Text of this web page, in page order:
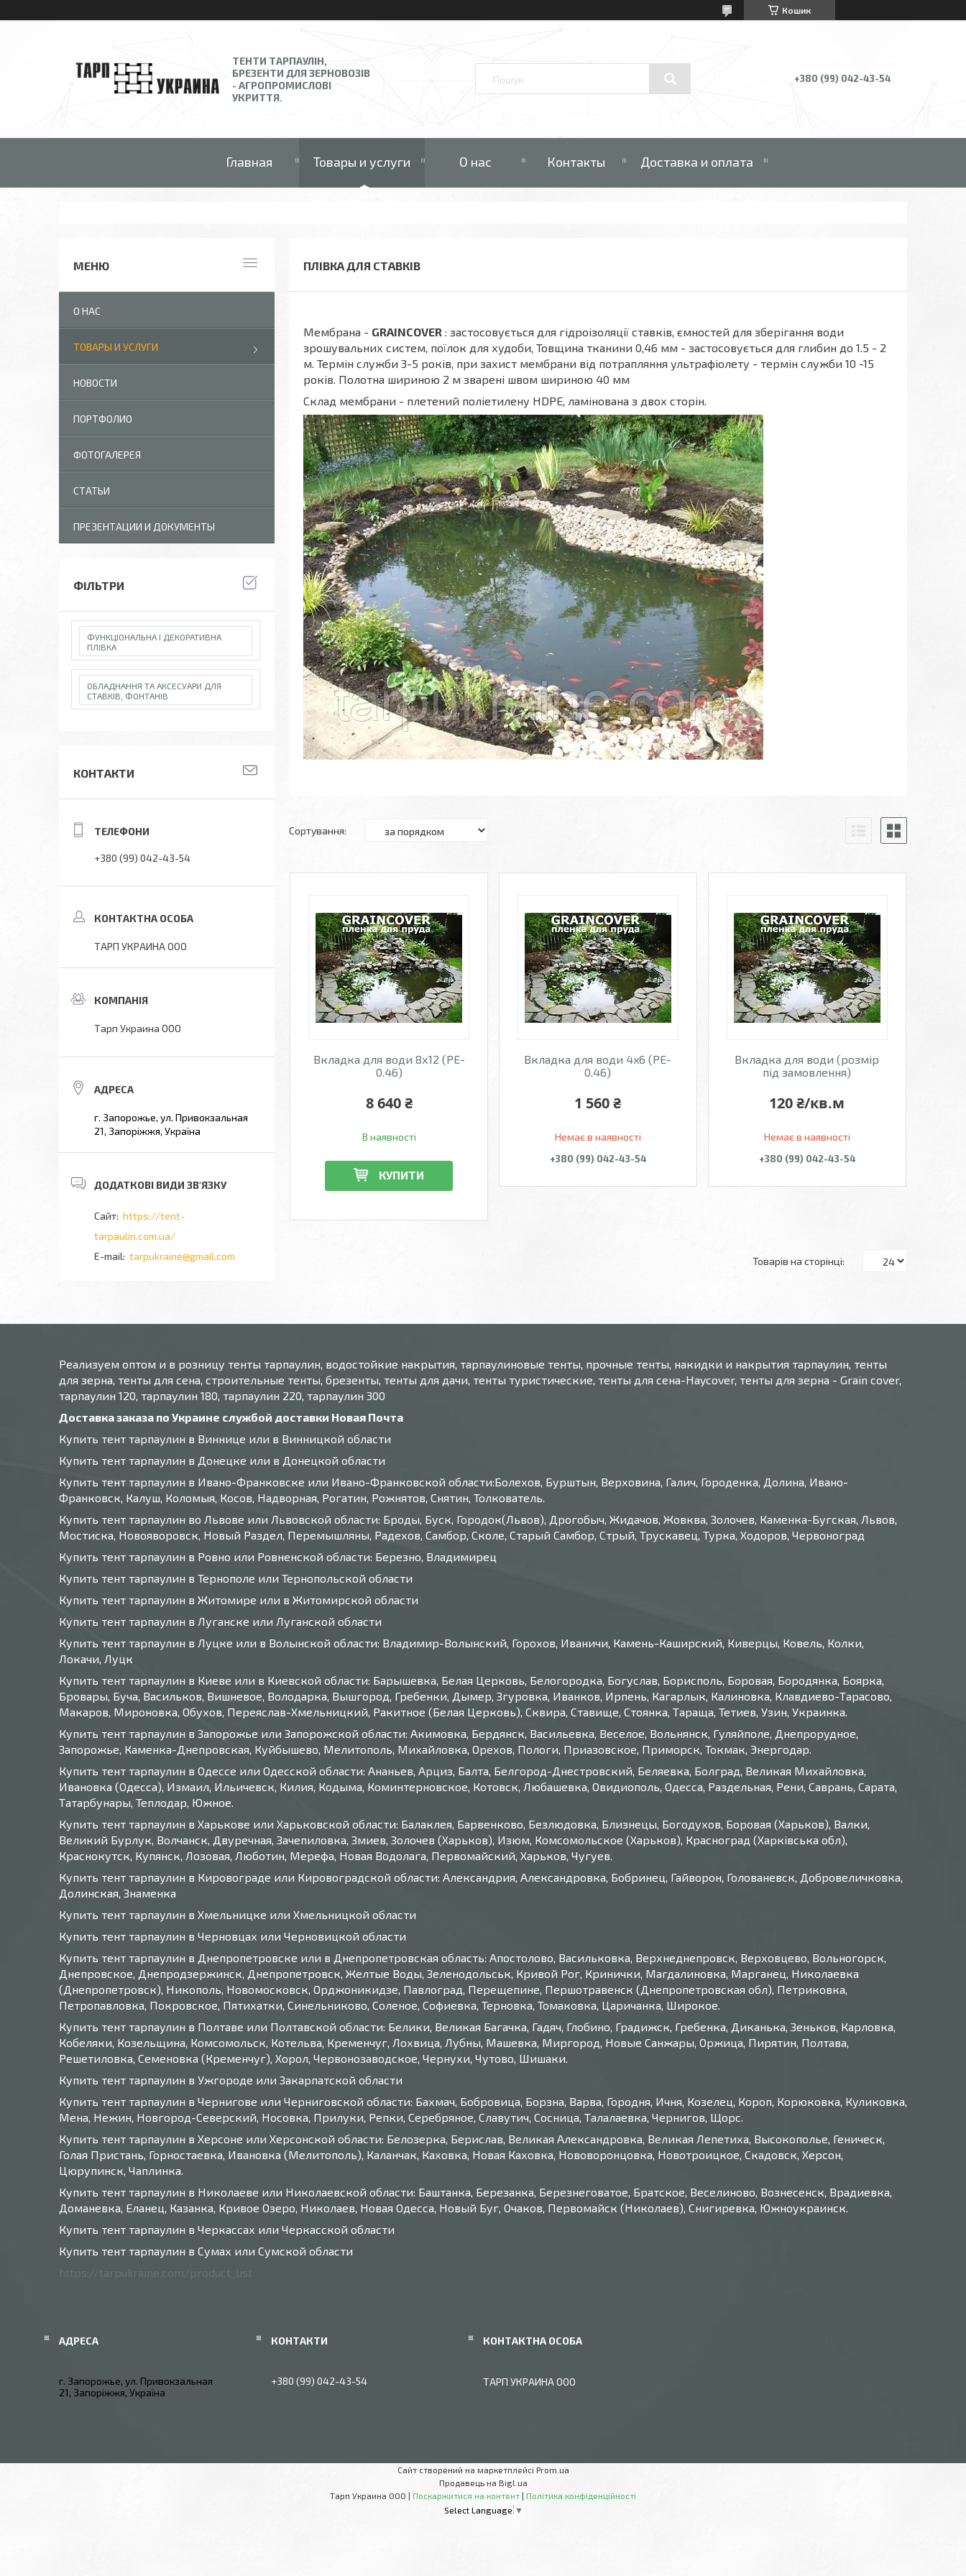
Кошик
ТЕНТИ ТАРПАУЛІН,
БРЕЗЕНТИ ДЛЯ ЗЕРНОВОЗІВ
- АГРОПРОМИСЛОВІ
УКРИТТЯ.
+380 (99) 042-43-54
Главная Товары и услуги О нас Контакты Доставка и оплата
ПЛІВКА ДЛЯ СТАВКІВ
Мембрана - GRAINCOVER : застосовується для гідроізоляції ставків, ємностей для зберігання води
зрошувальних систем, поїлок для худоби, Товщина тканини 0,46 мм - застосовується для глибин до 1.5 - 2
м. Термін служби 3-5 років, при захист мембрани від потрапляння ультрафіолету - термін служби 10 -15
років. Полотна шириною 2 м зварені швом шириною 40 мм
Склад мембрани - плетений поліетилену HDPE, ламінована з двох сторін.
Вкладка для води 8х12 (PE-
0.46)
8 640 ₴
В наявності
КУПИТИ
Вкладка для води 4x6 (PE-
0.46)
1 560 ₴
Немає в наявності
+380 (99) 042-43-54
Вкладка для води (розмір
під замовлення)
120 ₴/кв.м
Немає в наявності
+380 (99) 042-43-54
О НАС
ТОВАРЫ И УСЛУГИ
НОВОСТИ
ПОРТФОЛИО
ФОТОГАЛЕРЕЯ
СТАТЬИ
ПРЕЗЕНТАЦИИ И ДОКУМЕНТЫ
ФІЛЬТРИ
ФУНКЦІОНАЛЬНА І ДЕКОРАТИВНА
ПЛІВКА
ОБЛАДНАННЯ ТА АКСЕСУАРИ ДЛЯ
СТАВКІВ, ФОНТАНІВ
КОНТАКТИ
+380 (99) 042-43-54
ТАРП УКРАИНА OOO
Тарп Украина ООО
г. Запорожье, ул. Привокзальная
21, Запоріжжя, Україна
https://tent-
tarpaulin.com.ua/
tarpukraine@gmail.com
Реализуем оптом и в розницу тенты тарпаулин, водостойкие накрытия, тарпаулиновые тенты, прочные тенты, накидки и накрытия тарпаулин, тенты
для зерна, тенты для сена, строительные тенты, брезенты, тенты для дачи, тенты туристические, тенты для сена-Haycover, тенты для зерна - Grain cover,
тарпаулин 120, тарпаулин 180, тарпаулин 220, тарпаулин 300
Доставка заказа по Украине службой доставки Новая Почта
Купить тент тарпаулин в Виннице или в Винницкой области
Купить тент тарпаулин в Донецке или в Донецкой области
Купить тент тарпаулин в Ивано-Франковске или Ивано-Франковской области:Болехов, Бурштын, Верховина, Галич, Городенка, Долина, Ивано-
Франковск, Калуш, Коломыя, Косов, Надворная, Рогатин, Рожнятов, Снятин, Толкователь.
Купить тент тарпаулин во Львове или Львовской области: Броды, Буск, Городок(Львов), Дрогобыч, Жидачов, Жовква, Золочев, Каменка-Бугская, Львов,
Мостиска, Новояворовск, Новый Раздел, Перемышляны, Радехов, Самбор, Сколе, Старый Самбор, Стрый, Трускавец, Турка, Ходоров, Червоноград
Купить тент тарпаулин в Ровно или Ровненской области: Березно, Владимирец
Купить тент тарпаулин в Тернополе или Тернопольской области
Купить тент тарпаулин в Житомире или в Житомирской области
Купить тент тарпаулин в Луганске или Луганской области
Купить тент тарпаулин в Луцке или в Волынской области: Владимир-Волынский, Горохов, Иваничи, Камень-Каширский, Киверцы, Ковель, Колки,
Локачи, Луцк
Купить тент тарпаулин в Киеве или в Киевской области: Барышевка, Белая Церковь, Белогородка, Богуслав, Борисполь, Боровая, Бородянка, Боярка,
Бровары, Буча, Васильков, Вишневое, Володарка, Вышгород, Гребенки, Дымер, Згуровка, Иванков, Ирпень, Кагарлык, Калиновка, Клавдиево-Тарасово,
Макаров, Мироновка, Обухов, Переяслав-Хмельницкий, Ракитное (Белая Церковь), Сквира, Ставище, Стоянка, Тараща, Тетиев, Узин, Украинка.
Купить тент тарпаулин в Запорожье или Запорожской области: Акимовка, Бердянск, Васильевка, Веселое, Вольнянск, Гуляйполе, Днепрорудное,
Запорожье, Каменка-Днепровская, Куйбышево, Мелитополь, Михайловка, Орехов, Пологи, Приазовское, Приморск, Токмак, Энергодар.
Купить тент тарпаулин в Одессе или Одесской области: Ананьев, Арциз, Балта, Белгород-Днестровский, Беляевка, Болград, Великая Михайловка,
Ивановка (Одесса), Измаил, Ильичевск, Килия, Кодыма, Коминтерновское, Котовск, Любашевка, Овидиополь, Одесса, Раздельная, Рени, Саврань, Сарата,
Татарбунары, Теплодар, Южное.
Купить тент тарпаулин в Харькове или Харьковской области: Балаклея, Барвенково, Безлюдовка, Близнецы, Богодухов, Боровая (Харьков), Валки,
Великий Бурлук, Волчанск, Двуречная, Зачепиловка, Змиев, Золочев (Харьков), Изюм, Комсомольское (Харьков), Красноград (Харківська обл),
Краснокутск, Купянск, Лозовая, Люботин, Мерефа, Новая Водолага, Первомайский, Харьков, Чугуев.
Купить тент тарпаулин в Кировограде или Кировоградской области: Александрия, Александровка, Бобринец, Гайворон, Голованевск, Добровеличковка,
Долинская, Знаменка
Купить тент тарпаулин в Хмельницке или Хмельницкой области
Купить тент тарпаулин в Черновцах или Черновицкой области
Купить тент тарпаулин в Днепропетровске или в Днепропетровская область: Апостолово, Васильковка, Верхнеднепровск, Верховцево, Вольногорск,
Днепровское, Днепродзержинск, Днепропетровск, Желтые Воды, Зеленодольськ, Кривой Рог, Кринички, Магдалиновка, Марганец, Николаевка
(Днепропетровск), Никополь, Новомосковск, Орджоникидзе, Павлоград, Перещепине, Першотравенск (Днепропетровская обл), Петриковка,
Петропавловка, Покровское, Пятихатки, Синельниково, Соленое, Софиевка, Терновка, Томаковка, Царичанка, Широкое.
Купить тент тарпаулин в Полтаве или Полтавской области: Белики, Великая Багачка, Гадяч, Глобино, Градижск, Гребенка, Диканька, Зеньков, Карловка,
Кобеляки, Козельщина, Комсомольск, Котельва, Кременчуг, Лохвица, Лубны, Машевка, Миргород, Новые Санжары, Оржица, Пирятин, Полтава,
Решетиловка, Семеновка (Кременчуг), Хорол, Червонозаводское, Чернухи, Чутово, Шишаки.
Купить тент тарпаулин в Ужгороде или Закарпатской области
Купить тент тарпаулин в Чернигове или Черниговской области: Бахмач, Бобровица, Борзна, Варва, Городня, Ичня, Козелец, Короп, Корюковка, Куликовка,
Мена, Нежин, Новгород-Северский, Носовка, Прилуки, Репки, Серебряное, Славутич, Сосница, Талалаевка, Чернигов, Щорс.
Купить тент тарпаулин в Херсоне или Херсонской области: Белозерка, Берислав, Великая Александровка, Великая Лепетиха, Высокополье, Геническ,
Голая Пристань, Горностаевка, Ивановка (Мелитополь), Каланчак, Каховка, Новая Каховка, Нововоронцовка, Новотроицкое, Скадовск, Херсон,
Цюрупинск, Чаплинка.
Купить тент тарпаулин в Николаеве или Николаевской области: Баштанка, Березанка, Березнеговатое, Братское, Веселиново, Вознесенск, Врадиевка,
Доманевка, Еланец, Казанка, Кривое Озеро, Николаев, Новая Одесса, Новый Буг, Очаков, Первомайск (Николаев), Снигиревка, Южноукраинск.
Купить тент тарпаулин в Черкассах или Черкасской области
Купить тент тарпаулин в Сумах или Сумской области
г. Запорожье, ул. Привокзальная
21, Запоріжжя, Україна
+380 (99) 042-43-54 ТАРП УКРАИНА OOO
Сайт створений на маркетплейсі Prom.ua
Продавець на Bigl.ua
Тарп Украина ООО | Поскаржитися на контент | Політика конфіденційності
Select Language ▼